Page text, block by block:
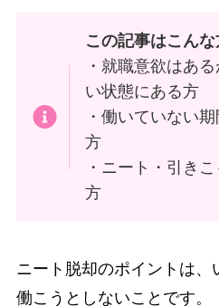
この記事はこんな
・就職意欲はあ
い状態にある方
・働いていない
方
・ニート・引き
方
ニート脱却のポイントは、
働こうとしないことです。